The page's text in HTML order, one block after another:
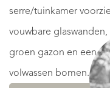
serre/tuinkamer
vouwbare
groen gazon en een
volwassen bomen. De